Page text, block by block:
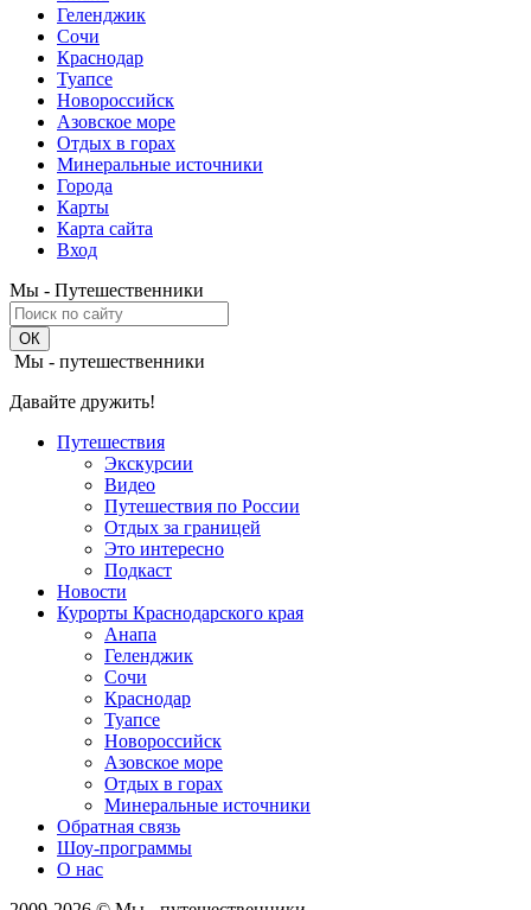
Геленджик
Сочи
Краснодар
Туапсе
Новороссийск
Азовское море
Отдых в горах
Минеральные источники
Города
Карты
Карта сайта
Вход
Мы - Путешественники
Мы - путешественники
Давайте дружить!
Путешествия
Экскурсии
Видео
Путешествия по России
Отдых за границей
Это интересно
Подкаст
Новости
Курорты Краснодарского края
Анапа
Геленджик
Сочи
Краснодар
Туапсе
Новороссийск
Азовское море
Отдых в горах
Минеральные источники
Обратная связь
Шоу-программы
О нас